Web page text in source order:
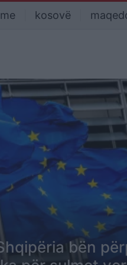
kosovë
bën